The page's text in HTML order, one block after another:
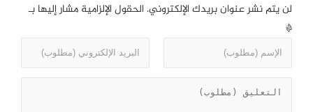
لن يتم نشر عنوان بريدك الإلكتروني. الحقول الإلزامية مشار إليها بـ
*